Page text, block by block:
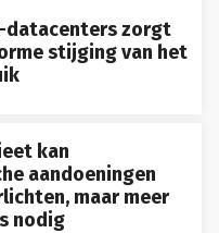
datacenters zorgt
stijging van het
kan
aandoeningen
maar meer
nodig